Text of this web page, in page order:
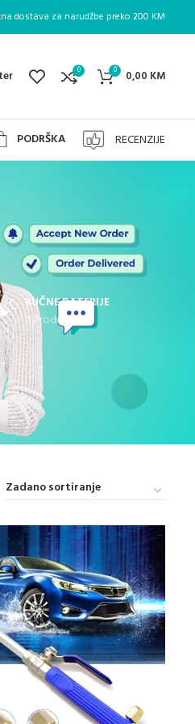
dostava za narudžbe preko 200 KM
0 0 0,00 KM
PODRŠKA RECENZIJE
RUČNE BATERIJE
3 Products